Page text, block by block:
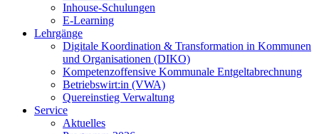
Inhouse-Schulungen
E-Learning
Lehrgänge
Digitale Koordination & Transformation in Kommunen
und Organisationen (DIKO)
Kompetenzoffensive Kommunale Entgeltabrechnung
Betriebswirt:in (VWA)
Quereinstieg Verwaltung
Service
Aktuelles